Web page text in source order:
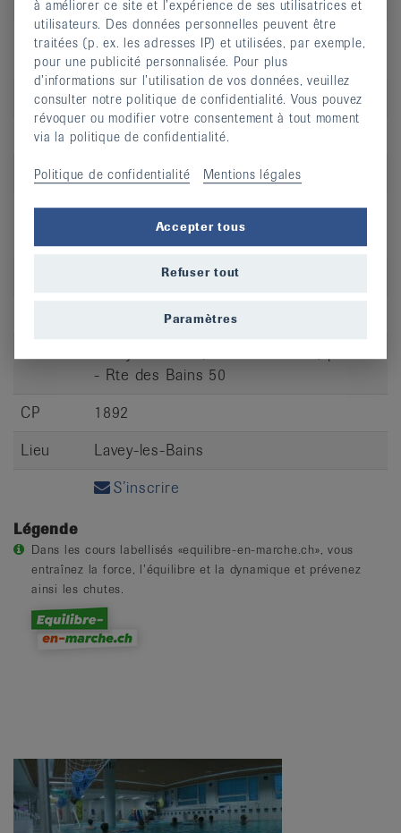
Adresse
Lavey-les-Bains, Centre médical, piscine
- Rte des Bains 50
CP
1892
Lieu
Lavey-les-Bains
S’inscrire
14:00 - 14:45
- Rte des Bains 50
CP
1892
Lieu
Lavey-les-Bains
S’inscrire
Légende
Dans les cours labellisés «equilibre-en-marche.ch», vous
entraînez la force, l’équilibre et la dynamique et prévenez
ainsi les chutes.
à améliorer ce site et l’expérience de ses utilisatrices et
utilisateurs. Des données personnelles peuvent être
traitées (p. ex. les adresses IP) et utilisées, par exemple,
pour une publicité personnalisée. Pour plus
d’informations sur l’utilisation de vos données, veuillez
consulter notre politique de confidentialité. Vous pouvez
révoquer ou modifier votre consentement à tout moment
via la politique de confidentialité.
Politique de confidentialité Mentions légales
Accepter tous
Refuser tout
Paramètres